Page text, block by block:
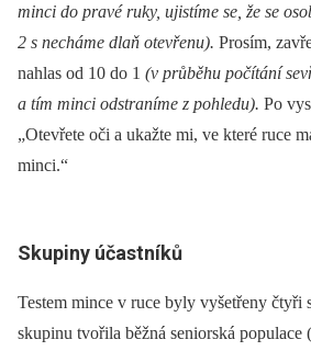
minci do pravé ruky, ujistíme se, že se
2 s necháme dlaň otevřenu). Prosím,
nahlas od 10 do 1 (v průběhu počítání
a tím minci odstraníme z pohledu). Po
„Otevřete oči a ukažte mi, ve které ruce
minci.“
Skupiny účastníků
Testem mince v ruce byly vyšetřeny čtyři
skupinu tvořila běžná seniorská populace